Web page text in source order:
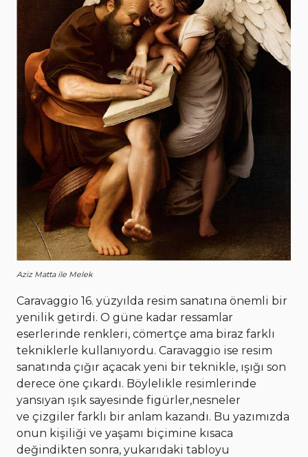
Aziz Matta ile Melek
Caravaggio 16. yüzyılda resim sanatına önemli bir
yenilik getirdi. O güne kadar ressamlar
eserlerinde renkleri, cömertçe ama biraz farklı
tekniklerle kullanıyordu. Caravaggio ise resim
sanatında çığır açacak yeni bir teknikle, ışığı son
derece öne çıkardı. Böylelikle resimlerinde
yansıyan ışık sayesinde figürler,nesneler
ve çizgiler farklı bir anlam kazandı. Bu yazımızda
onun kişiliği ve yaşamı biçimine kısaca
değindikten sonra, yukarıdaki tabloyu